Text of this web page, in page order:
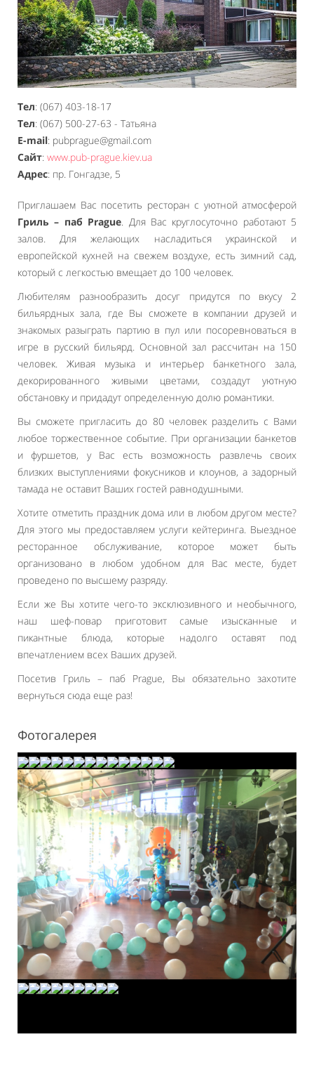
Тел: (067) 403-18-17
Тел: (067) 500-27-63 - Татьяна
E-mail: pubprague@gmail.com
Сайт: www.pub-prague.kiev.ua
Адрес: пр. Гонгадзе, 5
Приглашаем Вас посетить ресторан с уютной атмосферой
Гриль – паб Prague. Для Вас круглосуточно работают 5
залов. Для желающих насладиться украинской и
европейской кухней на свежем воздухе, есть зимний сад,
который с легкостью вмещает до 100 человек.
Любителям разнообразить досуг придутся по вкусу 2
бильярдных зала, где Вы сможете в компании друзей и
знакомых разыграть партию в пул или посоревноваться в
игре в русский бильярд. Основной зал рассчитан на 150
человек. Живая музыка и интерьер банкетного зала,
декорированного живыми цветами, создадут уютную
обстановку и придадут определенную долю романтики.
Вы сможете пригласить до 80 человек разделить с Вами
любое торжественное событие. При организации банкетов
и фуршетов, у Вас есть возможность развлечь своих
близких выступлениями фокусников и клоунов, а задорный
тамада не оставит Ваших гостей равнодушными.
Хотите отметить праздник дома или в любом другом месте?
Для этого мы предоставляем услуги кейтеринга. Выездное
ресторанное обслуживание, которое может быть
организовано в любом удобном для Вас месте, будет
проведено по высшему разряду.
Если же Вы хотите чего-то эксклюзивного и необычного,
наш шеф-повар приготовит самые изысканные и
пикантные блюда, которые надолго оставят под
впечатлением всех Ваших друзей.
Посетив Гриль – паб Prague, Вы обязательно захотите
вернуться сюда еще раз!
Фотогалерея